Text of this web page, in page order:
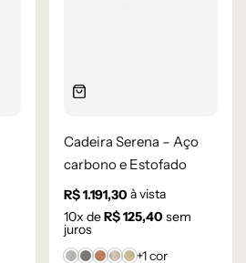
Cadeira Serena – Aço
carbono e Estofado
R$1.191,30 à vista
10x deR$125,40 sem
juros
+1 cor